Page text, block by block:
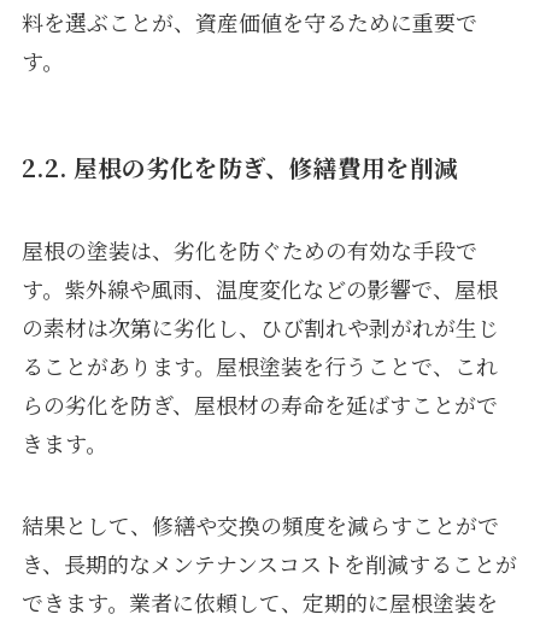
料を選ぶことが、資産価値を守るために重要で
す。
2.2. 屋根の劣化を防ぎ、修繕費用を削減
屋根の塗装は、劣化を防ぐための有効な手段で
す。紫外線や風雨、温度変化などの影響で、屋根
の素材は次第に劣化し、ひび割れや剥がれが生じ
ることがあります。屋根塗装を行うことで、これ
らの劣化を防ぎ、屋根材の寿命を延ばすことがで
きます。
結果として、修繕や交換の頻度を減らすことがで
き、長期的なメンテナンスコストを削減することが
できます。業者に依頼して、定期的に屋根塗装を